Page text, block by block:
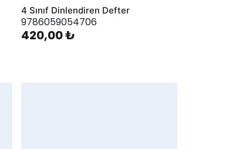
4 Sınıf Dinlendiren Defter
9786059054706
420,00 ₺